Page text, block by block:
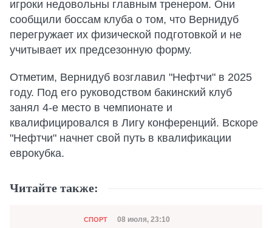
игроки недовольны главным тренером. Они
сообщили боссам клуба о том, что Вернидуб
перегружает их физической подготовкой и не
учитывает их предсезонную форму.
Отметим, Вернидуб возглавил "Нефтчи" в 2025
году. Под его руководством бакинский клуб
занял 4-е место в чемпионате и
квалифицировался в Лигу конференций. Вскоре
"Нефтчи" начнет свой путь в квалификации
еврокубка.
Читайте также:
Категория
СПОРТ Дата публикации
08 июля, 23:10